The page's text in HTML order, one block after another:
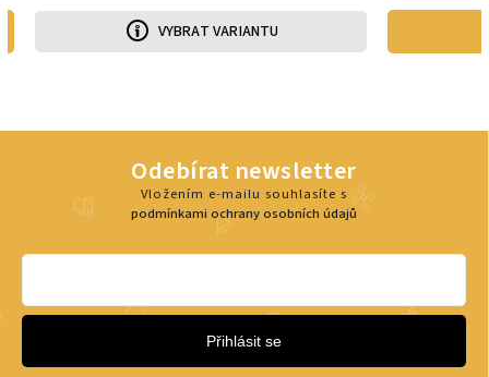
VYBRAT VARIANTU
Odebírat newsletter
Vložením e-mailu souhlasíte s
podmínkami ochrany osobních údajů
Přihlásit se